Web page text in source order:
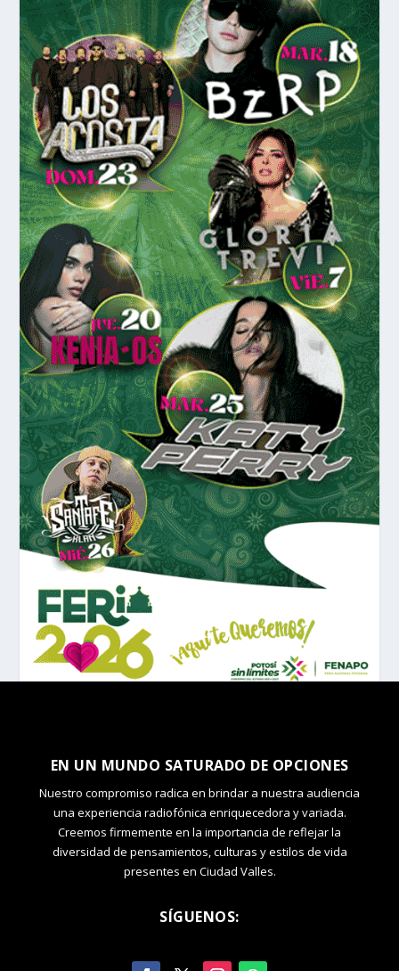
EN UN MUNDO SATURADO DE OPCIONES
Nuestro compromiso radica en brindar a nuestra audiencia
una experiencia radiofónica enriquecedora y variada.
Creemos firmemente en la importancia de reflejar la
diversidad de pensamientos, culturas y estilos de vida
presentes en Ciudad Valles.
SÍGUENOS: